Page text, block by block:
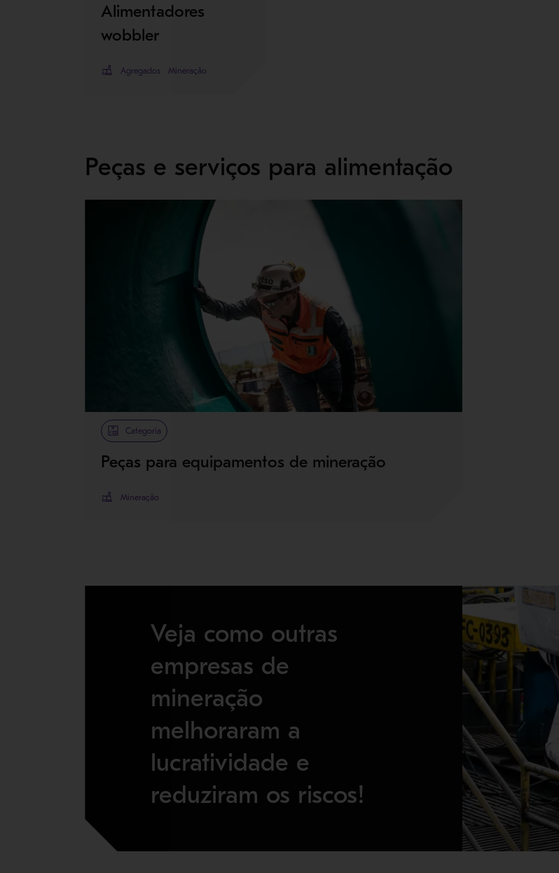
Alimentadores
wobbler
Agregados Mineração
Peças e serviços para alimentação
Categoria
Peças para equipamentos de mineração
Mineração
Veja como outras
empresas de
mineração
melhoraram a
lucratividade e
reduziram os riscos!